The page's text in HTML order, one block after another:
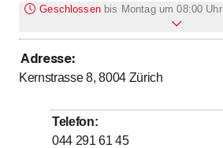
Geschlossen bis Montag um 08:00 Uhr
Montag
Dienstag
Mittwoch
Donnerstag
Adresse:
Kernstrasse 8, 8004 Zürich
Telefon:
044 291 61 45